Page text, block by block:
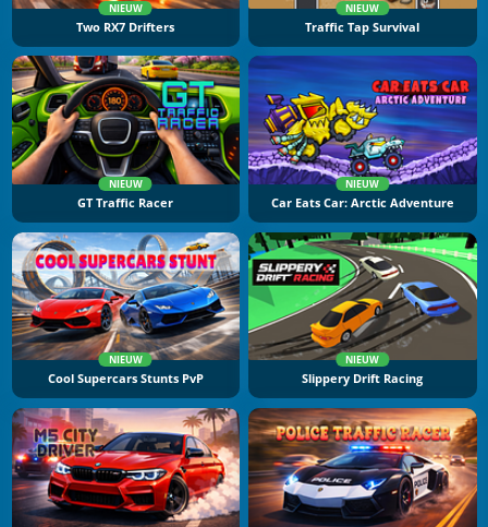
NIEUW
Two RX7 Drifters
NIEUW
Traffic Tap Survival
NIEUW
GT Traffic Racer
NIEUW
Car Eats Car: Arctic Adventure
NIEUW
Cool Supercars Stunts PvP
NIEUW
Slippery Drift Racing